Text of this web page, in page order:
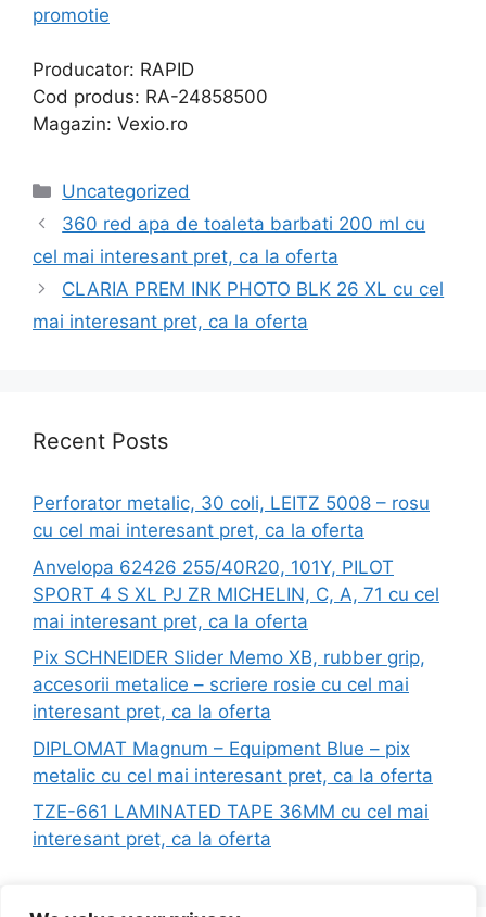
promotie
Producator: RAPID
Cod produs: RA-24858500
Magazin: Vexio.ro
Categories
Uncategorized
360 red apa de toaleta barbati 200 ml cu
cel mai interesant pret, ca la oferta
CLARIA PREM INK PHOTO BLK 26 XL cu cel
mai interesant pret, ca la oferta
Recent Posts
Perforator metalic, 30 coli, LEITZ 5008 – rosu
cu cel mai interesant pret, ca la oferta
Anvelopa 62426 255/40R20, 101Y, PILOT
SPORT 4 S XL PJ ZR MICHELIN, C, A, 71 cu cel
mai interesant pret, ca la oferta
Pix SCHNEIDER Slider Memo XB, rubber grip,
accesorii metalice – scriere rosie cu cel mai
interesant pret, ca la oferta
DIPLOMAT Magnum – Equipment Blue – pix
metalic cu cel mai interesant pret, ca la oferta
TZE-661 LAMINATED TAPE 36MM cu cel mai
interesant pret, ca la oferta